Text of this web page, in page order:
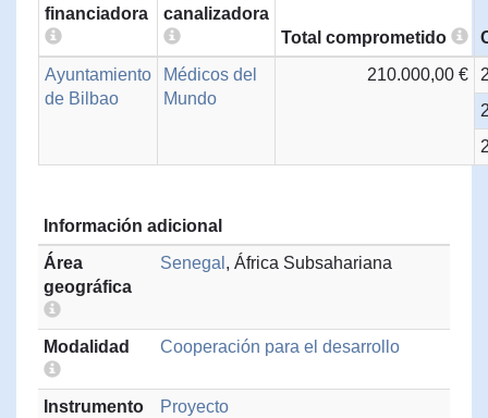
financiadora
canalizadora
Total comprometido
Ayuntamiento
de Bilbao
Médicos del
Mundo
210.000,00 €
Información adicional
Área
geográfica
Senegal , África Subsahariana
Modalidad Cooperación para el desarrollo
Instrumento Proyecto